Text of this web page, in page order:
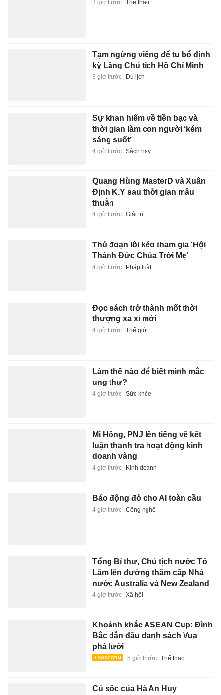
3 giờ trước Thể thao
Tạm ngừng viếng để tu bổ định
kỳ Lăng Chủ tịch Hồ Chí Minh
3 giờ trước Du lịch
Sự khan hiếm về tiền bạc và
thời gian làm con người ‘kém
sáng suốt’
4 giờ trước Sách hay
Quang Hùng MasterD và Xuân
Định K.Y sau thời gian mâu
thuẫn
4 giờ trước Giải trí
Thủ đoạn lôi kéo tham gia 'Hội
Thánh Đức Chúa Trời Mẹ'
4 giờ trước Pháp luật
Đọc sách trở thành mốt thời
thượng xa xỉ mới
4 giờ trước Thế giới
Làm thế nào để biết mình mắc
ung thư?
4 giờ trước Sức khỏe
Mi Hồng, PNJ lên tiếng về kết
luận thanh tra hoạt động kinh
doanh vàng
4 giờ trước Kinh doanh
Báo động đỏ cho AI toàn cầu
4 giờ trước Công nghệ
Tổng Bí thư, Chủ tịch nước Tô
Lâm lên đường thăm cấp Nhà
nước Australia và New Zealand
4 giờ trước Xã hội
Khoảnh khắc ASEAN Cup: Đình
Bắc dẫn đầu danh sách Vua
phá lưới
5 giờ trước Thể thao
Cú sốc của Hà An Huy